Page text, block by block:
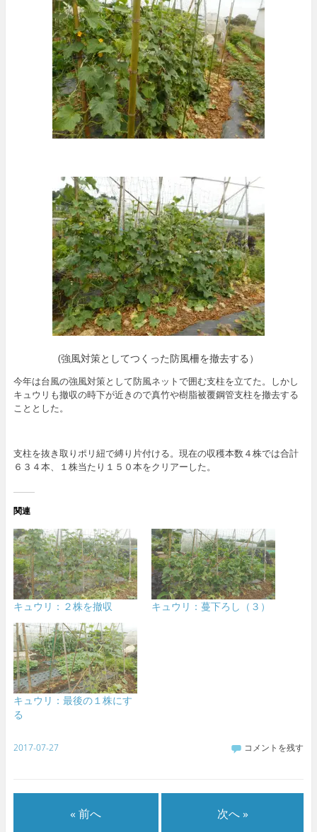
(強風対策としてつくった防風柵を撤去する）
今年は台風の強風対策として防風ネットで囲む支柱を立てた。しかし
キュウリも撤収の時下が近きので真竹や樹脂被覆鋼管支柱を撤去する
こととした。
支柱を抜き取りポリ紐で縛り片付ける。現在の収穫本数４株では合計
６３４本、１株当たり１５０本をクリアーした。
関連
キュウリ：２株を撤収 キュウリ：蔓下ろし（３）
キュウリ：最後の１株にす
る
2017-07-27 コメントを残す
« 前へ 次へ »